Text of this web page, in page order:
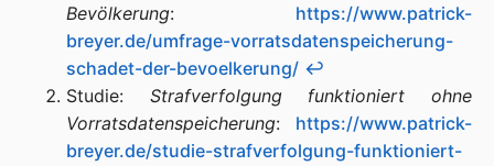
Bevölkerung: https://www.patrick-
breyer.de/umfrage-vorratsdatenspeicherung-
schadet-der-bevoelkerung/ ↩︎
Studie: Strafverfolgung funktioniert ohne
Vorratsdatenspeicherung: https://www.patrick-
breyer.de/studie-strafverfolgung-funktioniert-